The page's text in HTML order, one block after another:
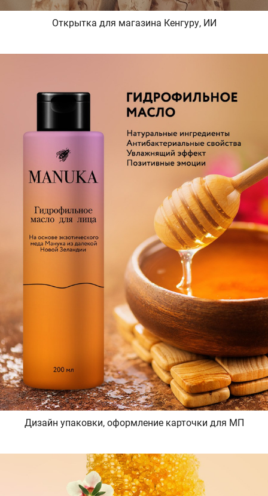
Открытка для магазина Кенгуру, ИИ
Дизайн упаковки, оформление карточки для МП